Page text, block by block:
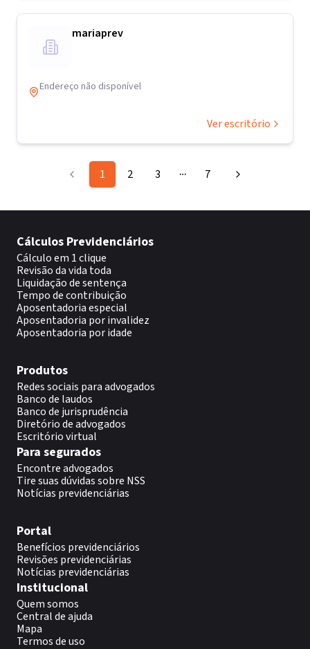
mariaprev
Endereço não disponível
Ver escritório
1 2 3 More pages
7
Cálculos Previdenciários
Cálculo em 1 clique
Revisão da vida toda
Liquidação de sentença
Tempo de contribuição
Aposentadoria especial
Aposentadoria por invalidez
Aposentadoria por idade
Produtos
Redes sociais para advogados
Banco de laudos
Banco de jurisprudência
Diretório de advogados
Escritório virtual
Para segurados
Encontre advogados
Tire suas dúvidas sobre NSS
Notícias previdenciárias
Portal
Benefícios previdenciários
Revisões previdenciárias
Notícias previdenciárias
Institucional
Quem somos
Central de ajuda
Mapa
Termos de uso